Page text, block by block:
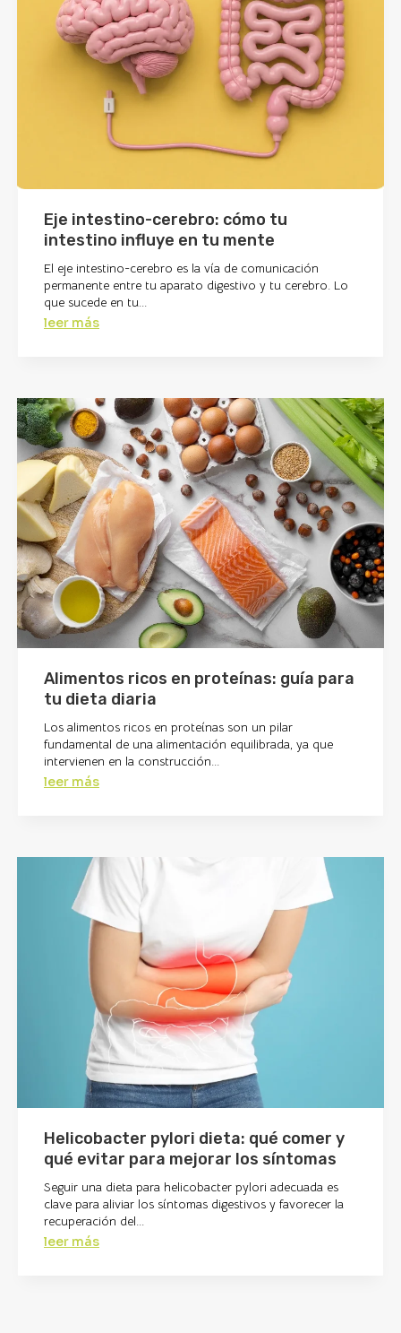
Eje intestino-cerebro: cómo tu
intestino influye en tu mente
El eje intestino-cerebro es la vía de comunicación
permanente entre tu aparato digestivo y tu cerebro. Lo
que sucede en tu...
leer más
Alimentos ricos en proteínas: guía para
tu dieta diaria
Los alimentos ricos en proteínas son un pilar
fundamental de una alimentación equilibrada, ya que
intervienen en la construcción...
leer más
Helicobacter pylori dieta: qué comer y
qué evitar para mejorar los síntomas
Seguir una dieta para helicobacter pylori adecuada es
clave para aliviar los síntomas digestivos y favorecer la
recuperación del...
leer más